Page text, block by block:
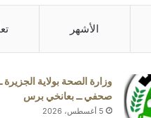
الأشهر
وزارة الصحة بولاية الجزيرة
صحفي ــ بعانخي برس
5 أغسطس، 2026